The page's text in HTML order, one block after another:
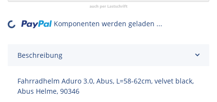
Loading... Komponenten werden geladen ...
Beschreibung
Fahrradhelm Aduro 3.0, Abus, L=58-62cm, velvet black,
Abus Helme, 90346